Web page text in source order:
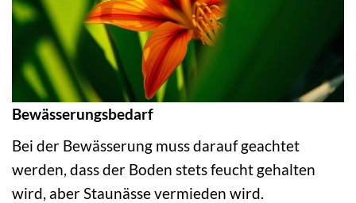
Bewässerungsbedarf
Bei der Bewässerung muss darauf geachtet
werden, dass der Boden stets feucht gehalten
wird, aber Staunässe vermieden wird.